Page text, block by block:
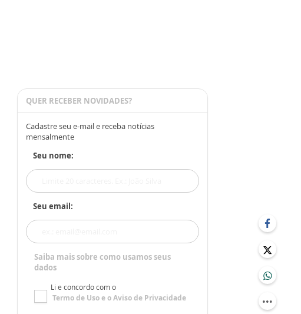
QUER RECEBER NOVIDADES?
Cadastre seu e-mail e receba notícias
mensalmente
Seu nome:
Seu email:
Saiba mais sobre como usamos seus
dados
Li e concordo com o
Termo de Usoe oAviso de Privacidade